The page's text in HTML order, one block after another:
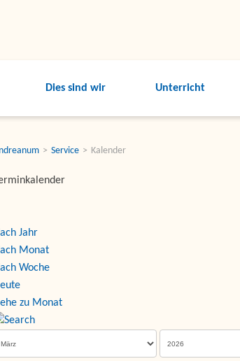
Dies sind wir Unterricht
Service Kalender
Jahr
Monat
Woche
zu Monat